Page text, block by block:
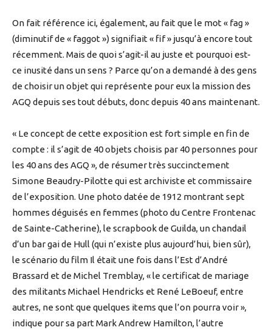
On fait référence ici, également, au fait que le mot « fag »
(diminutif de « faggot ») signifiait « fif » jusqu’à encore tout
récemment. Mais de quoi s’agit-il au juste et pourquoi est-
ce inusité dans un sens ? Parce qu’on a demandé à des gens
de choisir un objet qui représente pour eux la mission des
AGQ depuis ses tout débuts, donc depuis 40 ans maintenant.
« Le concept de cette exposition est fort simple en fin de
compte : il s’agit de 40 objets choisis par 40 personnes pour
les 40 ans des AGQ », de résumer très succinctement
Simone Beaudry-Pilotte qui est archiviste et commissaire
de l’exposition. Une photo datée de 1912 montrant sept
hommes déguisés en femmes (photo du Centre Frontenac
de Sainte-Catherine), le scrapbook de Guilda, un chandail
d’un bar gai de Hull (qui n’existe plus aujourd’hui, bien sûr),
le scénario du film Il était une fois dans l’Est d’André
Brassard et de Michel Tremblay, « le certificat de mariage
des militants Michael Hendricks et René LeBoeuf, entre
autres, ne sont que quelques items que l’on pourra voir »,
indique pour sa part Mark Andrew Hamilton, l’autre